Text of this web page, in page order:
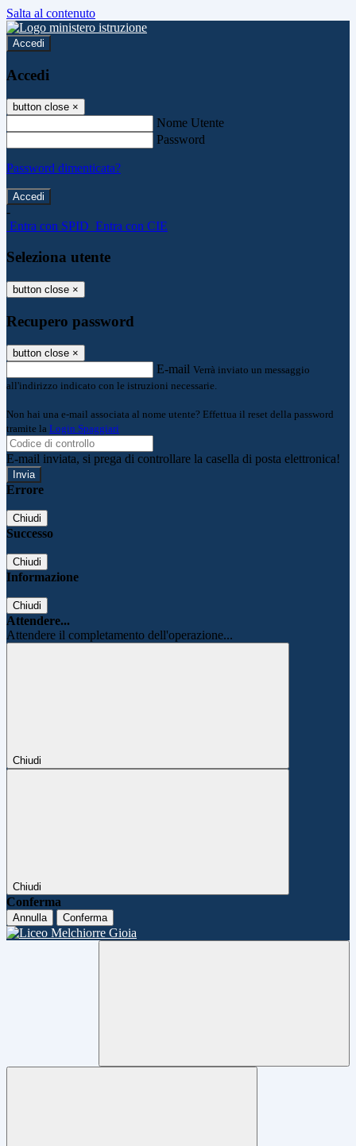
Salta al contenuto
Accedi
Accedi
button close ×
Nome Utente
Password
Password dimenticata?
-
Entra con SPID Entra con CIE
Seleziona utente
button close ×
Recupero password
button close ×
E-mail Verrà inviato un messaggio
all'indirizzo indicato con le istruzioni necessarie.
Non hai una e-mail associata al nome utente? Effettua il reset della password
tramite la Login Spaggiari
E-mail inviata, si prega di controllare la casella di posta elettronica!
Errore
Chiudi
Successo
Chiudi
Informazione
Chiudi
Attendere...
Attendere il completamento dell'operazione...
Chiudi
Chiudi
Conferma
Annulla Conferma